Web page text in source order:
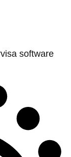
software